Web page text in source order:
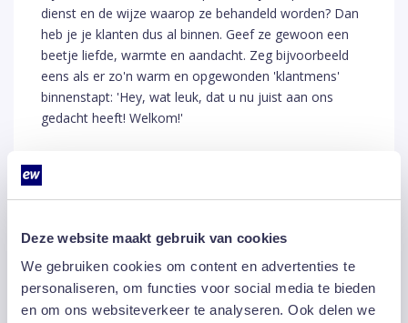
Deze website maakt gebruik van cookies
We gebruiken cookies om content en advertenties te
personaliseren, om functies voor social media te bieden
en om ons websiteverkeer te analyseren. Ook delen we
dienst en de wijze waarop ze behandeld worden? Dan
heb je je klanten dus al binnen. Geef ze gewoon een
beetje liefde, warmte en aandacht. Zeg bijvoorbeeld
eens als er zo'n warm en opgewonden 'klantmens'
binnenstapt: 'Hey, wat leuk, dat u nu juist aan ons
gedacht heeft! Welkom!'
bovenstaande wellicht nog: ‘Hé, dat woord
wel de tegenhanger: ‘non-chalant’ ( is dus non-klant).
Hoe chalanter je bent hoe prettiger de gast dit zal
ervaren, hoe nonchalanter je bent….Ga jij je klanten als
gast behandelen of je gasten als klant?